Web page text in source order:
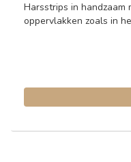
Harsstrips in handzaam
oppervlakken zoals in